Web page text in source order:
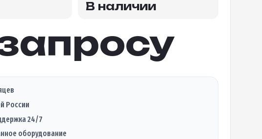
В наличии
России
24/7
оборудование